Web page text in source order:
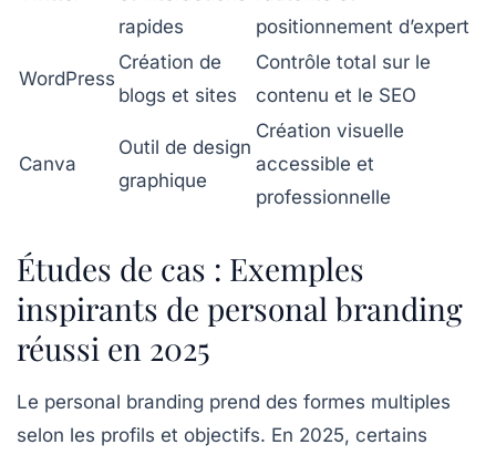
rapides
positionnement d’expert
WordPress
Création de
blogs et sites
Contrôle total sur le
contenu et le SEO
Canva
Outil de design
graphique
Création visuelle
accessible et
professionnelle
Études de cas : Exemples
inspirants de personal branding
réussi en 2025
Le personal branding prend des formes multiples
selon les profils et objectifs. En 2025, certains